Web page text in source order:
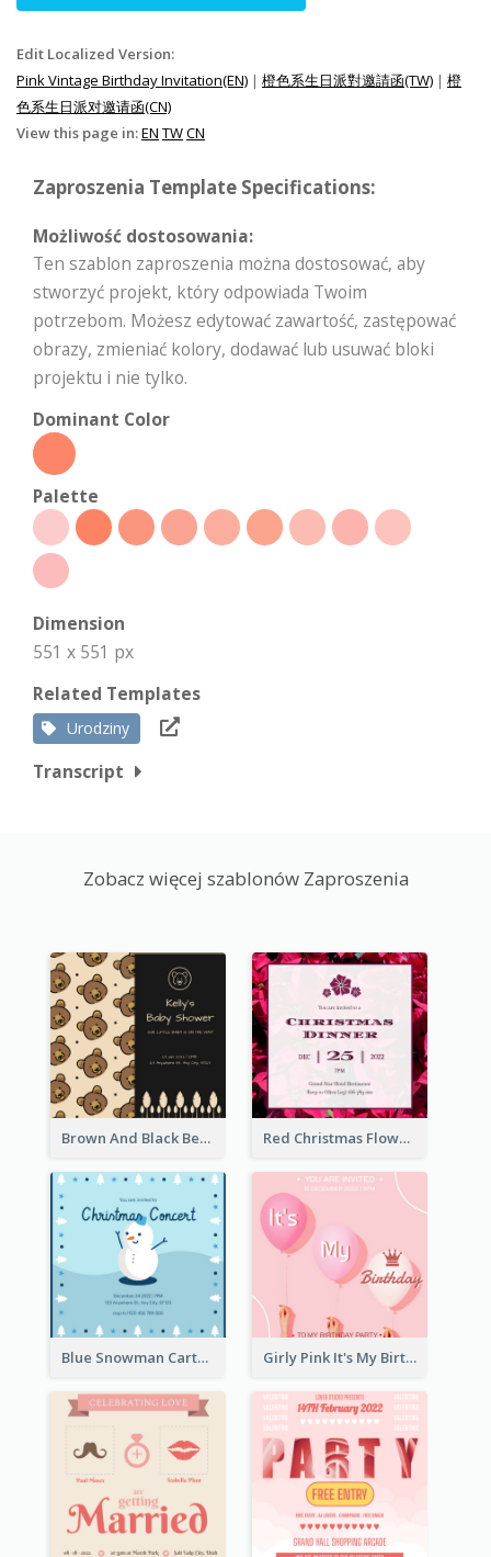
Edit Localized Version:
Pink Vintage Birthday Invitation(EN) | 橙色系生日派對邀請函(TW) | 橙
色系生日派对邀请函(CN)
View this page in:EN TWCN
Zaproszenia Template Specifications:
Możliwość dostosowania:
Ten szablon zaproszenia można dostosować, aby
stworzyć projekt, który odpowiada Twoim
potrzebom. Możesz edytować zawartość, zastępować
obrazy, zmieniać kolory, dodawać lub usuwać bloki
projektu i nie tylko.
Dominant Color
Palette
Dimension
551 x 551 px
Related Templates
Urodziny
Transcript
Zobacz więcej szablonów Zaproszenia
Brown And Black Bear Cartoon Baby Shower Invitation Red Christmas Flower Christmas Dinner Invitation
Blue Snowman Cartoon Christmas Concert Invitation Girly Pink It's My Birthday Invitation